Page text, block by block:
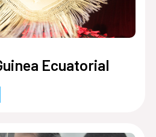
Ecuatorial